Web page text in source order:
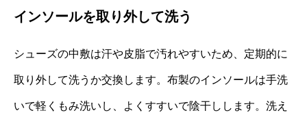
インソールを取り外して洗う
シューズの中敷は汗や皮脂で汚れやすいため、定期的に
取り外して洗うか交換します。布製のインソールは手洗
いで軽くもみ洗いし、よくすすいで陰干しします。洗え